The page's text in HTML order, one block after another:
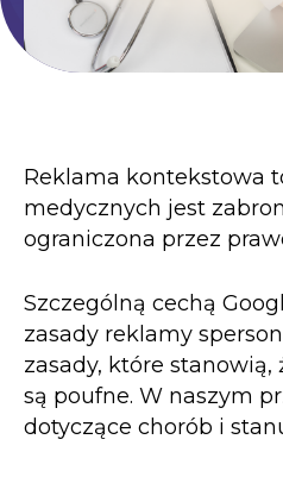
Reklama kontekstowa
medycznych jest
ograniczona przez
Szczególną cechą
zasady reklamy
zasady, które
są poufne. W naszym
dotyczące chorób i